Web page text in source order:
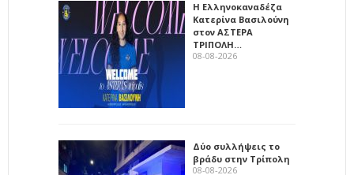
Η Ελληνοκαναδέζα
Κατερίνα Βασιλούνη
στον ΑΣΤΕΡΑ
ΤΡΙΠΟΛΗ…
08-08-2026
Δύο συλλήψεις το
βράδυ στην Τρίπολη
08-08-2026